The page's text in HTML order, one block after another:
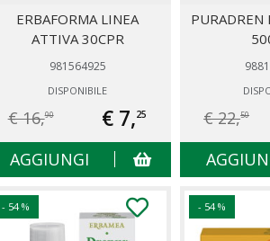
ERBAFORMA LINEA
ATTIVA 30CPR
981564925
DISPONIBILE
€ 16,90 € 7,25
AGGIUNGI
PURADREN
€ 22,50
- 54 % - 54 %